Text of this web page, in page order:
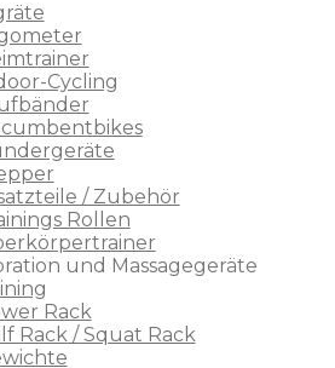
Cycling
/ Zubehör
Rollen
und Massagegeräte
Rack
Rack / Squat Rack